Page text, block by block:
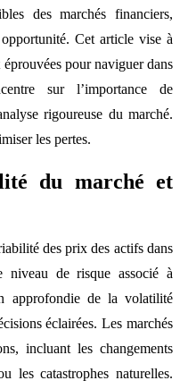
des marchés financiers,
Cet article vise à
pour naviguer dans
sur l’importance de
rigoureuse du marché.
les pertes.
du marché et
des prix des actifs dans
niveau de risque associé à
approfondie de la volatilité
éclairées. Les marchés
incluant les changements
les catastrophes naturelles.